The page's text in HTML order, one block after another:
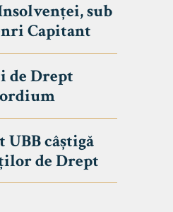
- BOLYAI
Avizier
Studii
Admitere
Erasmus &
Știri
Echipa
Bibliotecă &
sub
Capitant
de Drept
UBB câștigă
de Drept